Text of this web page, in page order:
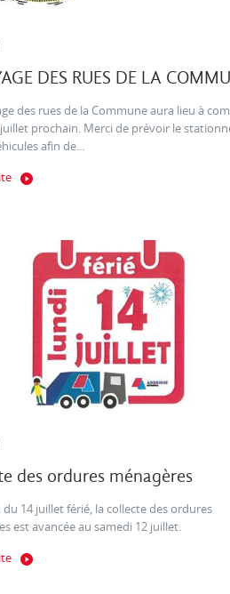
DES RUES DE LA
des rues de la Commune aura lieu à
juillet prochain. Merci de prévoir le
afin de...
des ordures ménagères
du 14 juillet férié, la collecte des ordures
est avancée au samedi 12 juillet.